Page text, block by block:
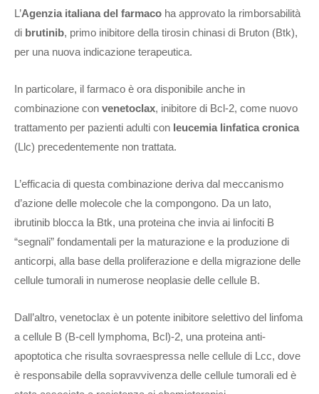
L’Agenzia italiana del farmaco ha approvato la rimborsabilità
di brutinib, primo inibitore della tirosin chinasi di Bruton (Btk),
per una nuova indicazione terapeutica.
In particolare, il farmaco è ora disponibile anche in
combinazione con venetoclax, inibitore di Bcl-2, come nuovo
trattamento per pazienti adulti con leucemia linfatica cronica
(Llc) precedentemente non trattata.
L’efficacia di questa combinazione deriva dal meccanismo
d’azione delle molecole che la compongono. Da un lato,
ibrutinib blocca la Btk, una proteina che invia ai linfociti B
“segnali” fondamentali per la maturazione e la produzione di
anticorpi, alla base della proliferazione e della migrazione delle
cellule tumorali in numerose neoplasie delle cellule B.
Dall’altro, venetoclax è un potente inibitore selettivo del linfoma
a cellule B (B-cell lymphoma, Bcl)-2, una proteina anti-
apoptotica che risulta sovraespressa nelle cellule di Lcc, dove
è responsabile della sopravvivenza delle cellule tumorali ed è